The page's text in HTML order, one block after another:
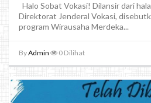
Halo Sobat Vokasi! Dilansir dari
Direktorat Jenderal Vokasi,
program Wirausaha Merdeka...
ByAdmin 0 Dilihat